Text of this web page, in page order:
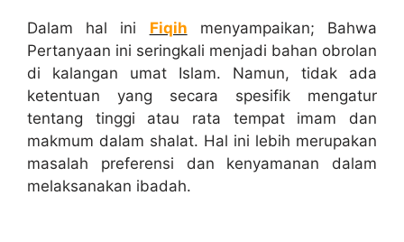
Dalam hal ini Fiqih menyampaikan; Bahwa
Pertanyaan ini seringkali menjadi bahan obrolan
di kalangan umat Islam. Namun, tidak ada
ketentuan yang secara spesifik mengatur
tentang tinggi atau rata tempat imam dan
makmum dalam shalat. Hal ini lebih merupakan
masalah preferensi dan kenyamanan dalam
melaksanakan ibadah.